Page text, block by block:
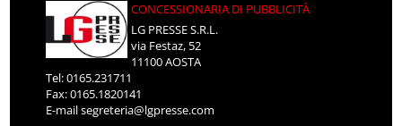
CONCESSIONARIA DI PUBBLICITÀ
LG PRESSE S.R.L.
via Festaz, 52
11100 AOSTA
Tel: 0165.231711
Fax: 0165.1820141
E-mailsegreteria@lgpresse.com